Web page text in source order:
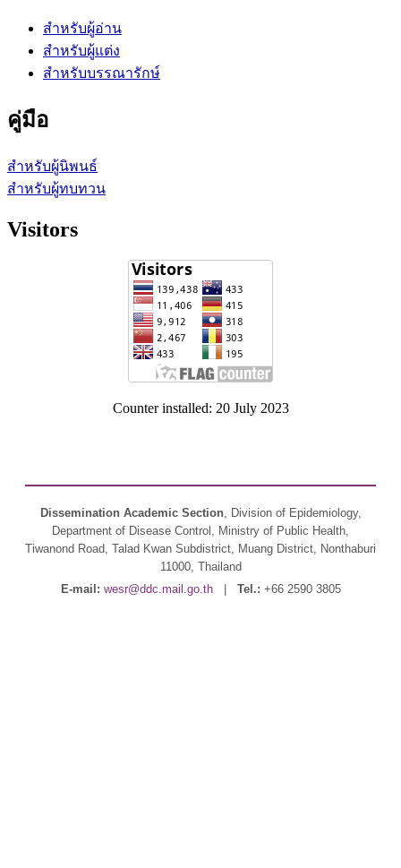
สำหรับผู้อ่าน
สำหรับผู้แต่ง
สำหรับบรรณารักษ์
คู่มือ
สำหรับผู้นิพนธ์
สำหรับผู้ทบทวน
Visitors
Counter installed: 20 July 2023
Dissemination Academic Section, Division of Epidemiology,
Department of Disease Control, Ministry of Public Health,
Tiwanond Road, Talad Kwan Subdistrict, Muang District, Nonthaburi
11000, Thailand
E-mail: wesr@ddc.mail.go.th| Tel.: +66 2590 3805